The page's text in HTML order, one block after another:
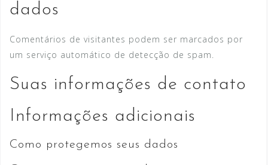
dados
Comentários de visitantes podem ser marcados por
um serviço automático de detecção de spam.
Suas informações de contato
Informações adicionais
Como protegemos seus dados